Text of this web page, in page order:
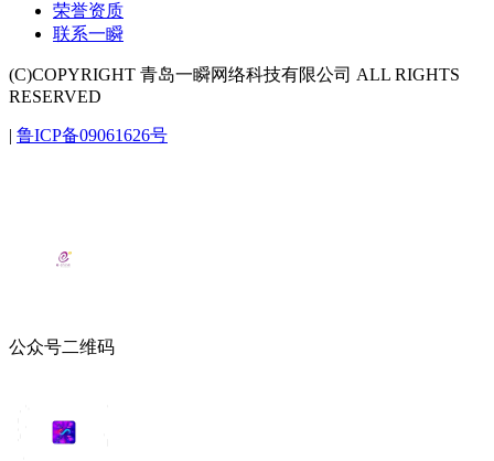
荣誉资质
联系一瞬
(C)COPYRIGHT 青岛一瞬网络科技有限公司 ALL RIGHTS
RESERVED
| 鲁ICP备09061626号
公众号二维码